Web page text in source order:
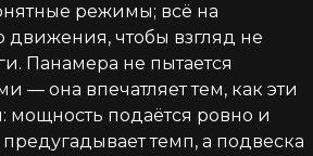
режимы; всё на
движения, чтобы взгляд не
Панамера не пытается
— она впечатляет тем, как эти
подаётся ровно и
темп, а подвеска